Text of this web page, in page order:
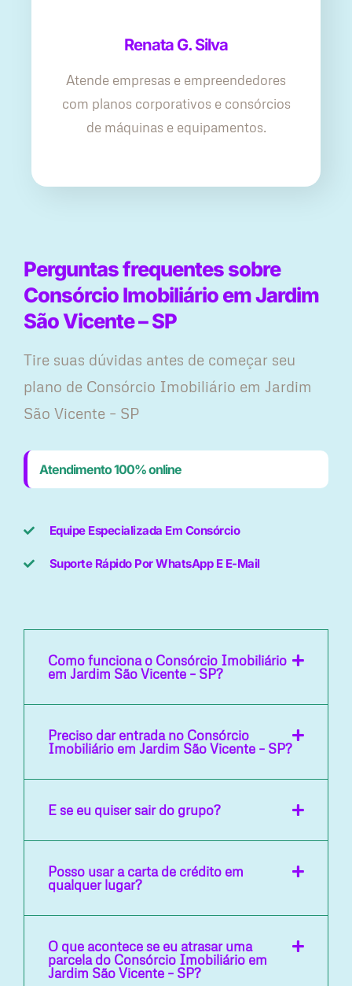
Renata G. Silva
Atende empresas e empreendedores
com planos corporativos e consórcios
de máquinas e equipamentos.
Perguntas frequentes sobre
Consórcio Imobiliário em Jardim
São Vicente – SP
Tire suas dúvidas antes de começar seu
plano ​de Consórcio Imobiliário em Jardim
São Vicente – SP
Atendimento 100% online
Equipe Especializada Em Consórcio
Suporte Rápido Por WhatsApp E E-Mail
Como funciona o Consórcio Imobiliário
em Jardim São Vicente – SP?
Preciso dar entrada no Consórcio
Imobiliário em Jardim São Vicente – SP?
E se eu quiser sair do grupo?
Posso usar a carta de crédito em
qualquer lugar?
O que acontece se eu atrasar uma
parcela do Consórcio Imobiliário em
Jardim São Vicente – SP?